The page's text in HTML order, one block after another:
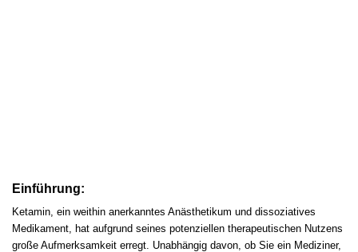
Einführung:
Ketamin, ein weithin anerkanntes Anästhetikum und dissoziatives
Medikament, hat aufgrund seines potenziellen therapeutischen Nutzens
große Aufmerksamkeit erregt. Unabhängig davon, ob Sie ein Mediziner,